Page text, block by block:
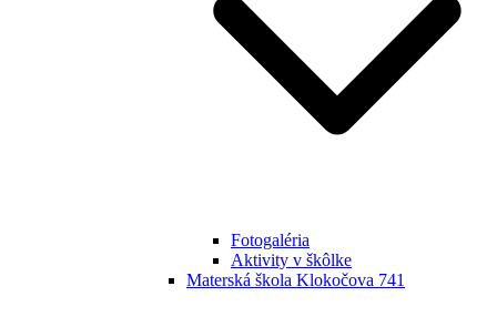
Fotogaléria
Aktivity v škôlke
Materská škola Klokočova 741